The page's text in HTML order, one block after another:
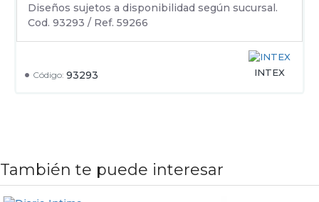
Código: 93293 INTEX
Diseños sujetos a disponibilidad según sucursal.
Cod. 93293 / Ref. 59266
También te puede interesar